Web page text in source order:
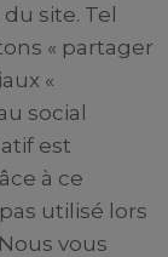
site. Tel
« partager
«
social
est
à ce
utilisé lors
vous